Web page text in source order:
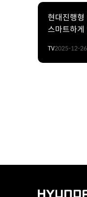
현대진행
스마트하게
TV2025-12-26